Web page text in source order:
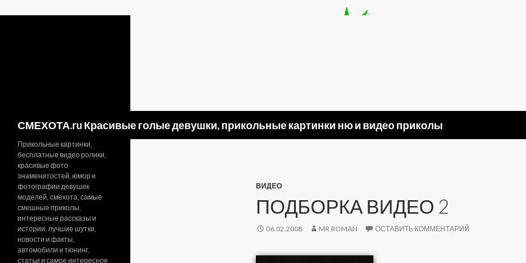
СМЕХОТА.ru Красивые голые девушки, прикольные картинки ню и видео приколы
ВИДЕО
ПОДБОРКА ВИДЕО 2
06.02.2008 MR.ROMAN ОСТАВИТЬ КОММЕНТАРИЙ
Прикольные картинки,
бесплатные видео ролики,
красивые фото
знаменитостей, юмор и
фотографии девушек
моделей, смехота, самые
смешные приколы,
интересные рассказы и
истории, лучшие шутки,
новости и факты,
автомобили и тюнинг,
статьи и самое интересное